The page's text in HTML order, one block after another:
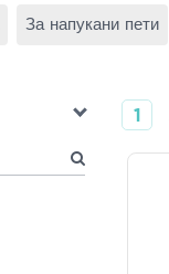
За напукани пети
1